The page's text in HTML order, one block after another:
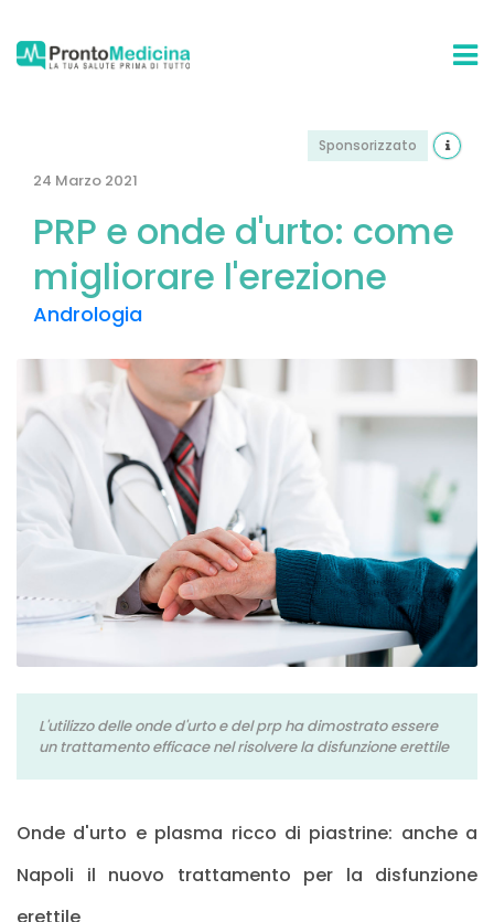
Sponsorizzato
24 Marzo 2021
PRP e onde d'urto: come
migliorare l'erezione
Andrologia
L'utilizzo delle onde d'urto e del prp ha dimostrato essere
un trattamento efficace nel risolvere la disfunzione erettile
Onde d'urto e plasma ricco di piastrine: anche a
Napoli il nuovo trattamento per la disfunzione
erettile